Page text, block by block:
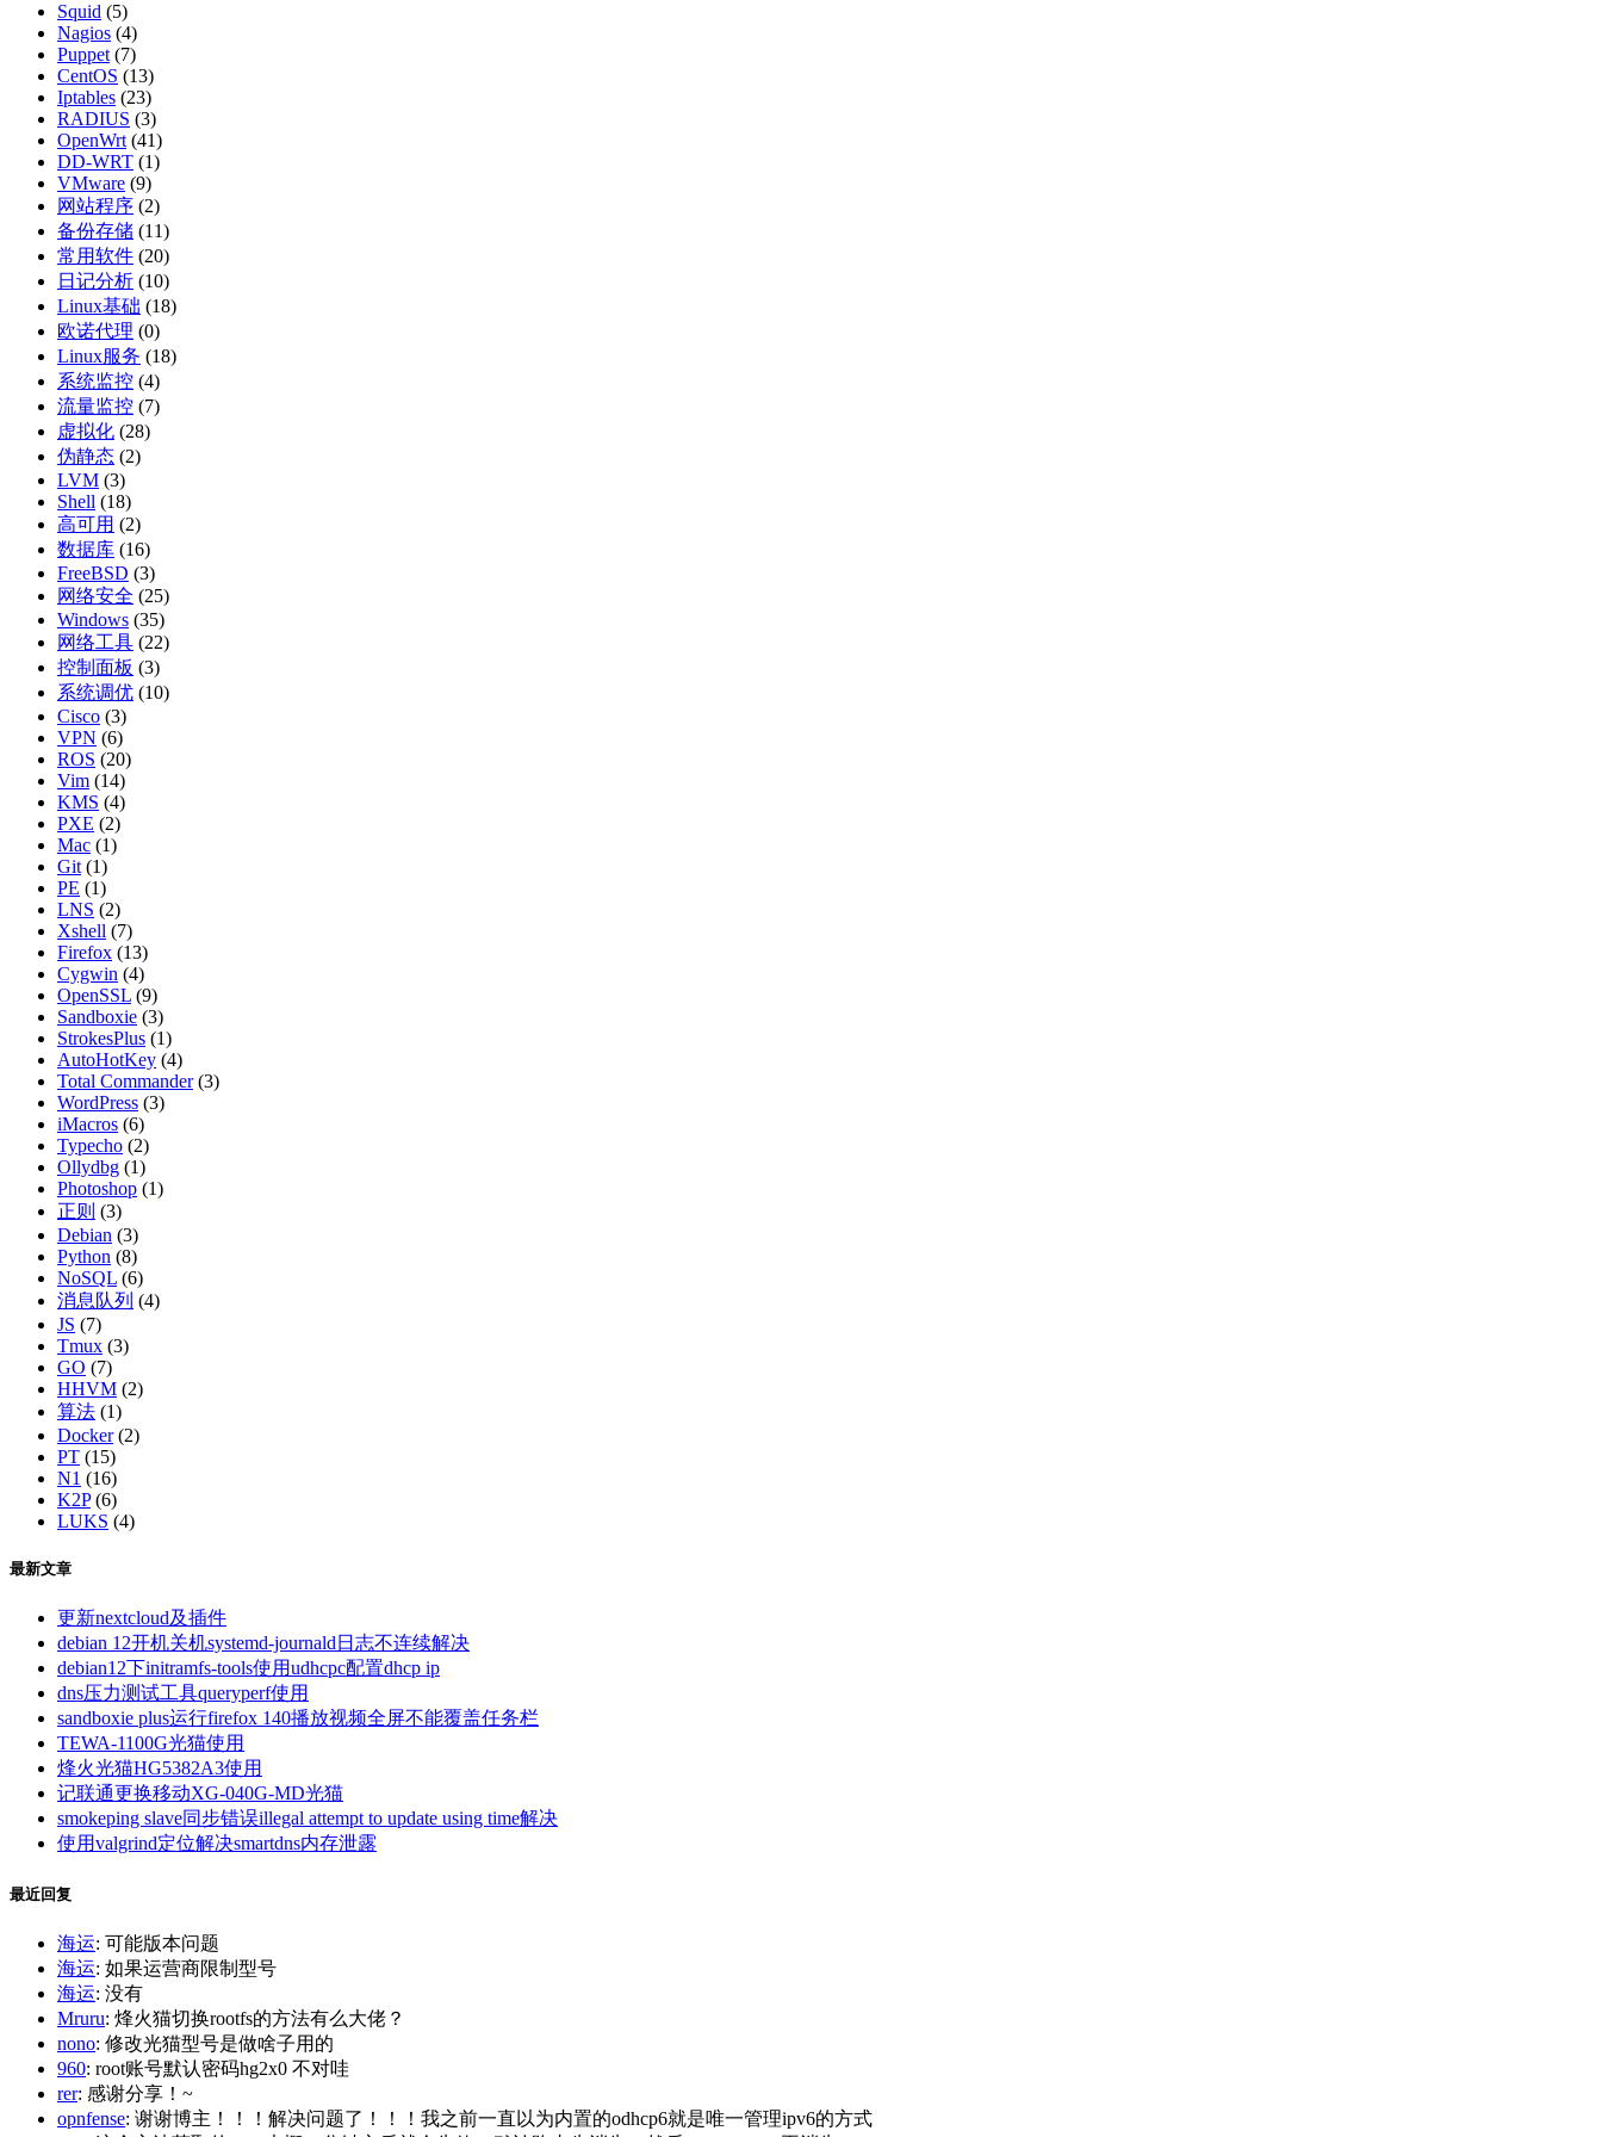
Squid (5)
Nagios (4)
Puppet (7)
CentOS (13)
Iptables (23)
RADIUS (3)
OpenWrt (41)
DD-WRT (1)
VMware (9)
网站程序 (2)
备份存储 (11)
常用软件 (20)
日记分析 (10)
Linux基础 (18)
欧诺代理 (0)
Linux服务 (18)
系统监控 (4)
流量监控 (7)
虚拟化 (28)
伪静态 (2)
LVM (3)
Shell (18)
高可用 (2)
数据库 (16)
FreeBSD (3)
网络安全 (25)
Windows (35)
网络工具 (22)
控制面板 (3)
系统调优 (10)
Cisco (3)
VPN (6)
ROS (20)
Vim (14)
KMS (4)
PXE (2)
Mac (1)
Git (1)
PE (1)
LNS (2)
Xshell (7)
Firefox (13)
Cygwin (4)
OpenSSL (9)
Sandboxie (3)
StrokesPlus (1)
AutoHotKey (4)
Total Commander(3)
WordPress (3)
iMacros (6)
Typecho (2)
Ollydbg (1)
Photoshop (1)
正则 (3)
Debian (3)
Python (8)
NoSQL (6)
消息队列 (4)
JS (7)
Tmux (3)
GO (7)
HHVM (2)
算法 (1)
Docker(2)
PT (15)
N1 (16)
K2P(6)
LUKS (4)
最新文章
更新nextcloud及插件
debian 12开机关机systemd-journald日志不连续解决
debian12下initramfs-tools使用udhcpc配置dhcp ip
dns压力测试工具queryperf使用
sandboxie plus运行firefox 140播放视频全屏不能覆盖任务栏
TEWA-1100G光猫使用
烽火光猫HG5382A3使用
记联通更换移动XG-040G-MD光猫
smokeping slave同步错误illegal attempt to update using time解决
使用valgrind定位解决smartdns内存泄露
最近回复
海运: 可能版本问题
海运: 如果运营商限制型号
海运: 没有
Mruru: 烽火猫切换rootfs的方法有么大佬？
nono: 修改光猫型号是做啥子用的
960: root账号默认密码hg2x0 不对哇
rer: 感谢分享！~
opnfense: 谢谢博主！！！解决问题了！！！我之前一直以为内置的odhcp6就是唯一管理ipv6的方式